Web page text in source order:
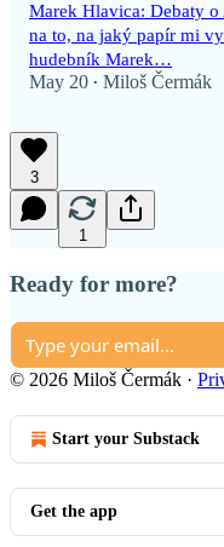
Marek Hlavica: Debaty
na to, na jaký papír mi
hudebník Marek…
May 20 • Miloš Čermák
3
1
Ready for more?
© 2026 Miloš Čermák ·
Start your Substack
Get the app